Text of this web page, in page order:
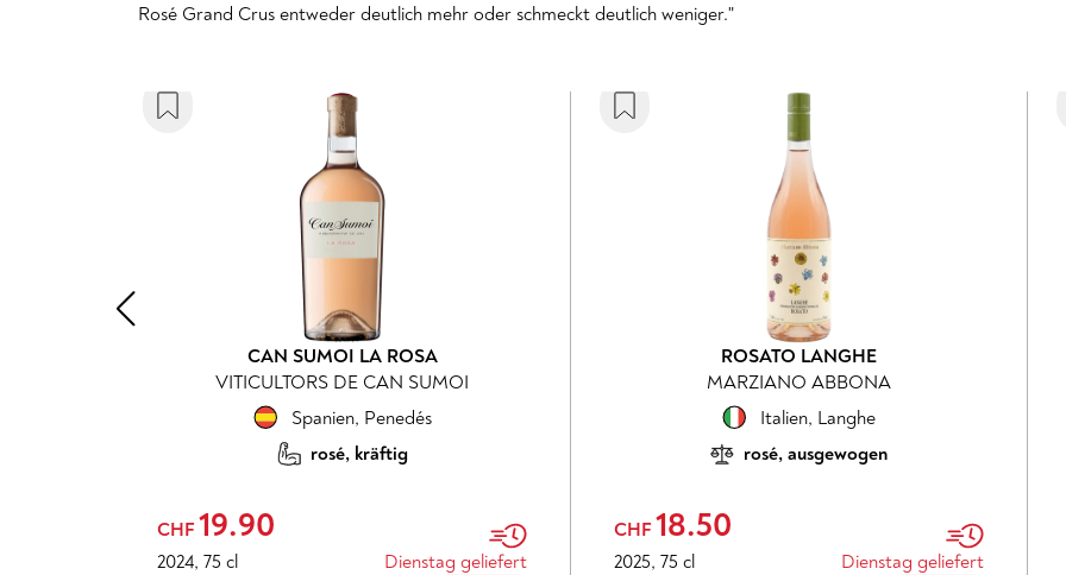
Rosé Grand Crus entweder deutlich mehr oder schmeckt deutlich weniger."
CAN SUMOI LA ROSA
VITICULTORS DE CAN SUMOI
Spanien, Penedés
rosé, kräftig
CHF 19.90
2024, 75 cl Dienstag geliefert
ROSATO LANGHE
MARZIANO ABBONA
Italien, Langhe
rosé, ausgewogen
CHF 18.50
2025, 75 cl Dienstag geliefert